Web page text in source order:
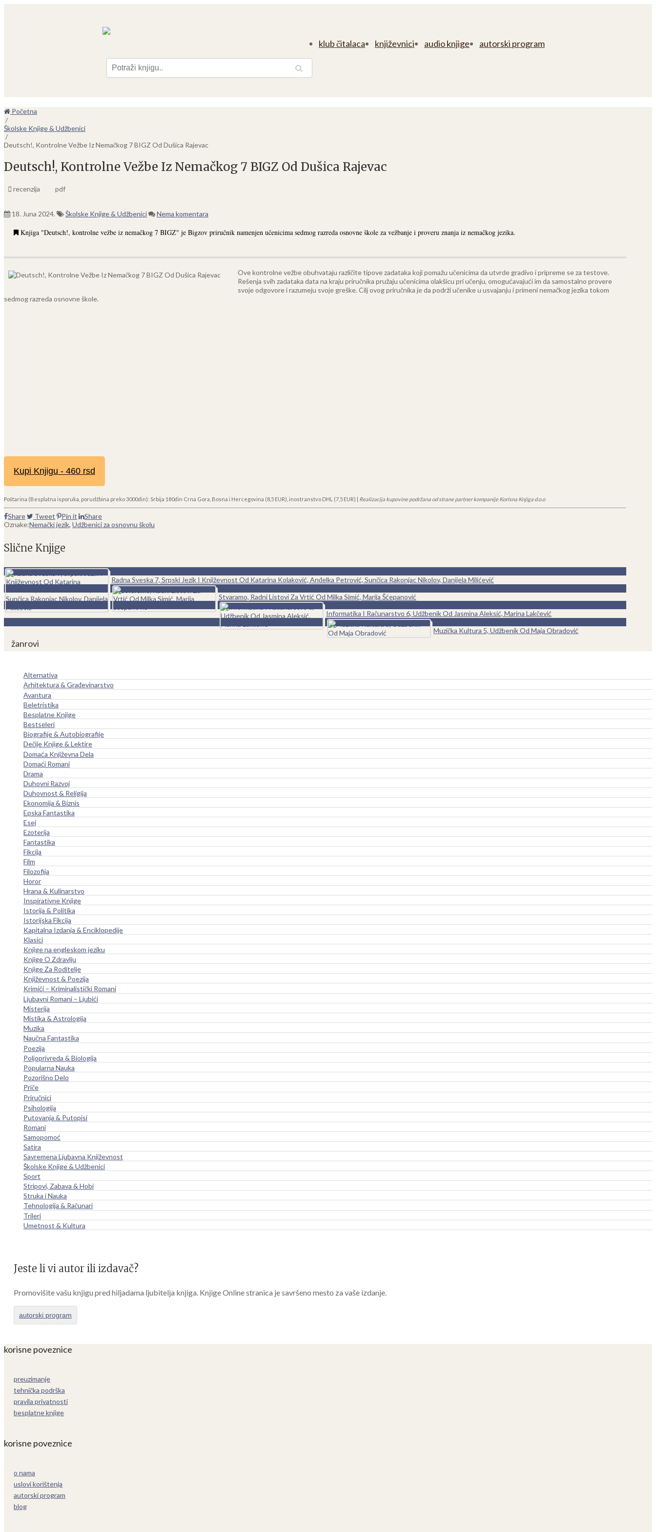
klub čitalaca književnici audio knjige autorski program
Početna
/
Školske Knjige & Udžbenici
/
Deutsch!, Kontrolne Vežbe Iz Nemačkog 7 BIGZ Od Dušica Rajevac
Deutsch!, Kontrolne Vežbe Iz Nemačkog 7 BIGZ Od Dušica Rajevac
recenzija pdf
18. Juna 2024. Školske Knjige & Udžbenici Nema komentara
Knjiga "Deutsch!, kontrolne vežbe iz nemačkog 7 BIGZ" je Bigzov priručnik namenjen učenicima sedmog razreda osnovne škole za vežbanje i proveru znanja iz nemačkog jezika.
Ove kontrolne vežbe obuhvataju različite tipove zadataka koji pomažu učenicima da utvrde gradivo i pripreme se za testove.
Rešenja svih zadataka data na kraju priručnika pružaju učenicima olakšicu pri učenju, omogućavajući im da samostalno provere
svoje odgovore i razumeju svoje greške. Cilj ovog priručnika je da podrži učenike u usvajanju i primeni nemačkog jezika tokom
sedmog razreda osnovne škole.
Kupi Knjigu - 460 rsd
Poštarina (Besplatna isporuka, porudžbina preko 3000din): Srbija 180din Crna Gora, Bosna i Hercegovina (8,5 EUR), inostranstvo DHL (7,5 EUR) | Realizacija kupovine podržana od strane partner kompanije Korisna Knjiga d.o.o
Share Tweet Pin it
Share
Oznake:Nemački jezik, Udžbenici za osnovnu školu
Slične Knjige
Radna Sveska 7, Srpski Jezik I Književnost Od Katarina Kolaković, Anđelka Petrović, Sunčica Rakonjac Nikolov, Danijela Milićević
Stvaramo, Radni Listovi Za Vrtić Od Milka Simić, Marija Šćepanović
Informatika I Računarstvo 6, Udžbenik Od Jasmina Aleksić, Marina Lakčević
Muzička Kultura 5, Udžbenik Od Maja Obradović
žanrovi
Alternativa
Arhitektura & Građevinarstvo
Avantura
Beletristika
Besplatne Knjige
Bestseleri
Biografije & Autobiografije
Dečije Knjige & Lektire
Domaća Književna Dela
Domaći Romani
Drama
Duhovni Razvoj
Duhovnost & Religija
Ekonomija & Biznis
Epska Fantastika
Esej
Ezoterija
Fantastika
Fikcija
Film
Filozofija
Horor
Hrana & Kulinarstvo
Inspirativne Knjige
Istorija & Politika
Istorijska Fikcija
Kapitalna Izdanja & Enciklopedije
Klasici
Knjige na engleskom jeziku
Knjige O Zdravlju
Knjige Za Roditelje
Književnost & Poezija
Krimići – Kriminalistički Romani
Ljubavni Romani – Ljubići
Misterija
Mistika & Astrologija
Muzika
Naučna Fantastika
Poezija
Poljoprivreda & Biologija
Popularna Nauka
Pozorišno Delo
Priče
Priručnici
Psihologija
Putovanja & Putopisi
Romani
Samopomoć
Satira
Savremena Ljubavna Književnost
Školske Knjige & Udžbenici
Sport
Stripovi, Zabava & Hobi
Struka i Nauka
Tehnologija & Računari
Trileri
Umetnost & Kultura
Jeste li vi autor ili izdavač?
Promovišite vašu knjigu pred hiljadama ljubitelja knjiga. Knjige Online stranica je savršeno mesto za vaše izdanje.
autorski program
korisne poveznice
preuzimanje
tehnička podrška
pravila privatnosti
besplatne knjige
korisne poveznice
o nama
uslovi korištenja
autorski program
blog